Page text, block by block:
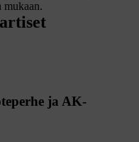
mukaan.
ja AK-